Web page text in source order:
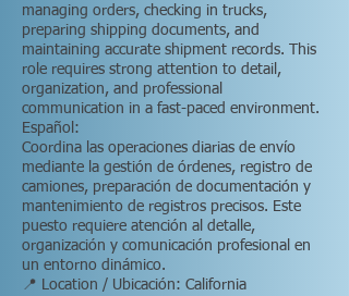
managing orders, checking in trucks,
preparing shipping documents, and
maintaining accurate shipment records. This
role requires strong attention to detail,
organization, and professional
communication in a fast-paced environment.
Español:
Coordina las operaciones diarias de envío
mediante la gestión de órdenes, registro de
camiones, preparación de documentación y
mantenimiento de registros precisos. Este
puesto requiere atención al detalle,
organización y comunicación profesional en
un entorno dinámico.
📍 Location / Ubicación: California